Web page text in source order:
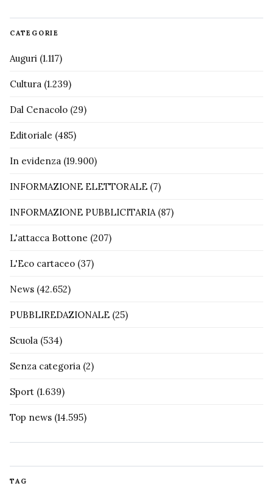
CATEGORIE
Auguri (1.117)
Cultura (1.239)
Dal Cenacolo (29)
Editoriale (485)
In evidenza (19.900)
INFORMAZIONE ELETTORALE (7)
INFORMAZIONE PUBBLICITARIA(87)
L'attacca Bottone (207)
L'Eco cartaceo (37)
News (42.652)
PUBBLIREDAZIONALE (25)
Scuola (534)
Senza categoria (2)
Sport (1.639)
Top news (14.595)
TAG